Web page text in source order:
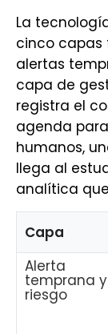
La
cinco capas
alertas
capa de
registra el
agenda
humanos,
llega al
analítica
Capa
Alerta
temprana y
riesgo